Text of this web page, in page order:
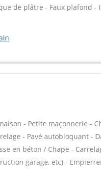
de plâtre - Faux plafond
- Petite maçonnerie -
- Pavé autobloquant -
en béton / Chape -
garage, etc) -